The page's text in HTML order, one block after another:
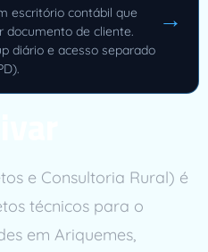
escritório contábil que
documento de cliente.
diário e acesso separado
→
e Consultoria Rural) é
técnicos para o
em Ariquemes,